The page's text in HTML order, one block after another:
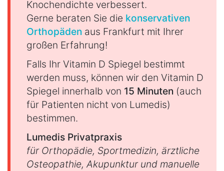
Knochendichte verbessert.
Gerne beraten Sie die konservativen
Orthopäden aus Frankfurt mit Ihrer
großen Erfahrung!
Falls Ihr Vitamin D Spiegel bestimmt
werden muss, können wir den Vitamin D
Spiegel innerhalb von 15 Minuten (auch
für Patienten nicht von Lumedis)
bestimmen.
Lumedis Privatpraxis
für Orthopädie, Sportmedizin, ärztliche
Osteopathie, Akupunktur und manuelle